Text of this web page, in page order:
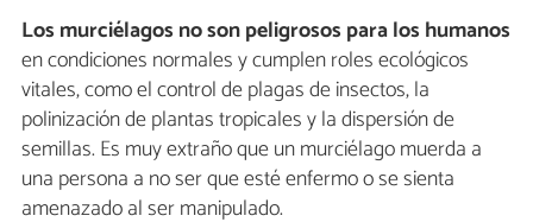
Los murciélagos no son peligrosos para los humanos
en condiciones normales y cumplen roles ecológicos
vitales, como el control de plagas de insectos, la
polinización de plantas tropicales y la dispersión de
semillas. Es muy extraño que un murciélago muerda a
una persona a no ser que esté enfermo o se sienta
amenazado al ser manipulado.